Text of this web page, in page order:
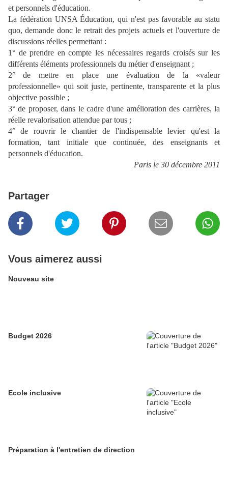
et personnels d'éducation.
La fédération UNSA Éducation, qui n'est pas favorable au statu
quo, demande donc le retrait des projets actuels et l'ouverture de
discussions réelles permettant :
1° de prendre en compte les nécessaires regards croisés sur les
différents éléments professionnels du métier d'enseignant ;
2° de mettre en place une évaluation de la «valeur
professionnelle» qui soit juste, pertinente, transparente et la plus
objective possible ;
3° de proposer, dans le cadre d'une amélioration des carrières, la
réelle revalorisation attendue par tous ;
4° de rouvrir le chantier de l'indispensable levier qu'est la
formation, tant initiale que continuée, des enseignants et
personnels d'éducation.
Paris le 30 décembre 2011
Partager
Vous aimerez aussi
Nouveau site
Budget 2026
Ecole inclusive
Préparation à l'entretien de direction